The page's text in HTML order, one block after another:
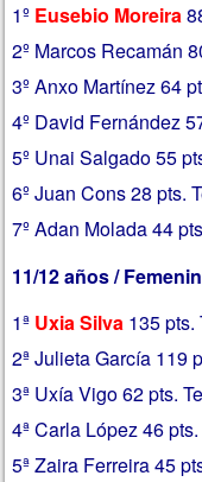
1º Eusebio Moreira
2º Marcos Recamán
3º Anxo Martínez 64
4º David Fernández
5º Unai Salgado 55
6º Juan Cons 28 pts.
7º Adan Molada 44
11/12 años /
1ª Uxia Silva 135 pts.
2ª Julieta García 119
3ª Uxía Vigo 62 pts.
4ª Carla López 46
5ª Zaira Ferreira 45